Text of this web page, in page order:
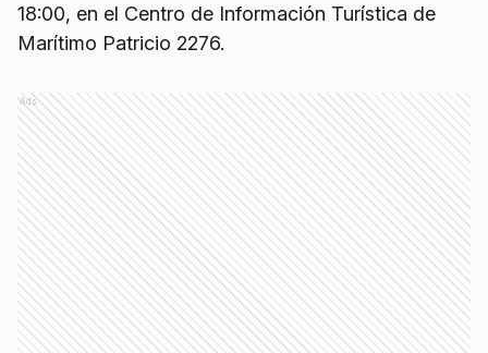
18:00, en el Centro de Información Turística de
Marítimo Patricio 2276.
Ads